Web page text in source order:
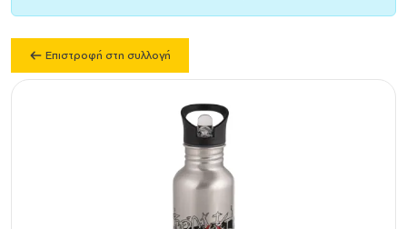
Επιστροφή στη συλλογή